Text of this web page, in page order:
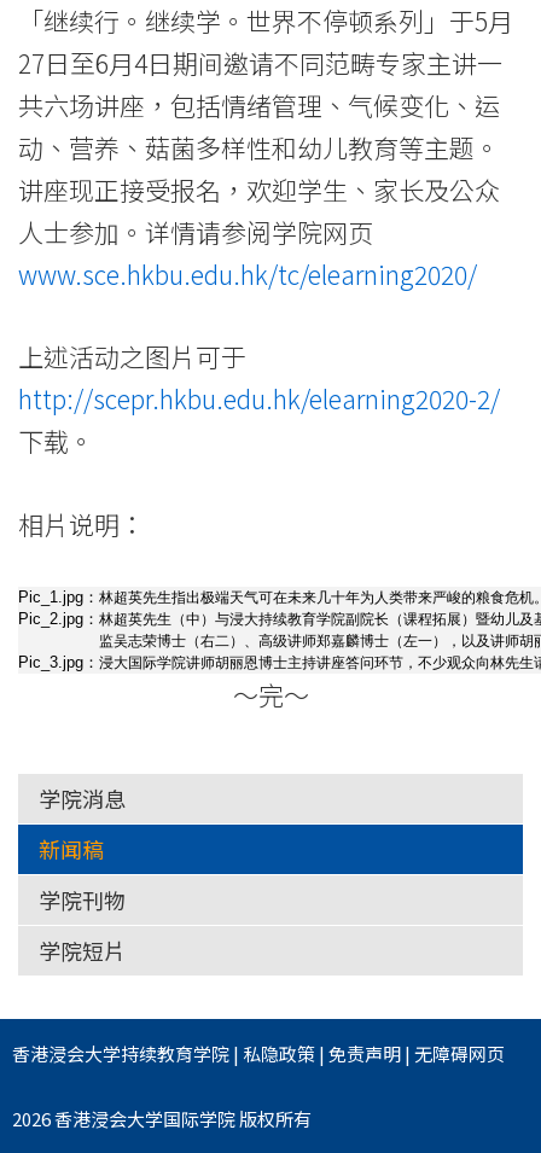
急
状
态
学
院
消
息
际
学
院
港
浸
会
大
学
「继续行。继续学。世界不停顿系列」于5月
27日至6月4日期间邀请不同范畴专家主讲一
共六场讲座，包括情绪管理、气候变化、运
动、营养、菇菌多样性和幼儿教育等主题。
讲座现正接受报名，欢迎学生、家长及公众
人士参加。详情请参阅学院网页
www.sce.hkbu.edu.hk/tc/elearning2020/
上述活动之图片可于
http://scepr.hkbu.edu.hk/elearning2020-2/
下载。
相片说明：
Pic_1.jpg： 林超英先生指出极端天气可在未来几十年为人类带来严峻的粮食危机
Pic_2.jpg： 林超英先生（中）与浸大持续教育学院副院长（课程拓展）暨幼儿
监吴志荣博士（右二）、高级讲师郑嘉麟博士（左一），以及讲师胡
Pic_3.jpg： 浸大国际学院讲师胡丽恩博士主持讲座答问环节，不少观众向林先
～完～
学院消息
新闻稿
学院刊物
学院短片
香港浸会大学持续教育学院| 私隐政策|免责声明|无障碍网页
2026 香港浸会大学国际学院 版权所有